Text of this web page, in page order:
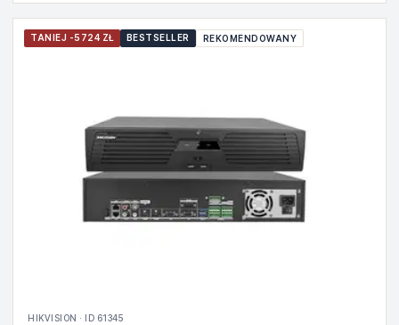
TANIEJ -5724 ZŁ BESTSELLER REKOMENDOWANY
HIKVISION · ID 61345